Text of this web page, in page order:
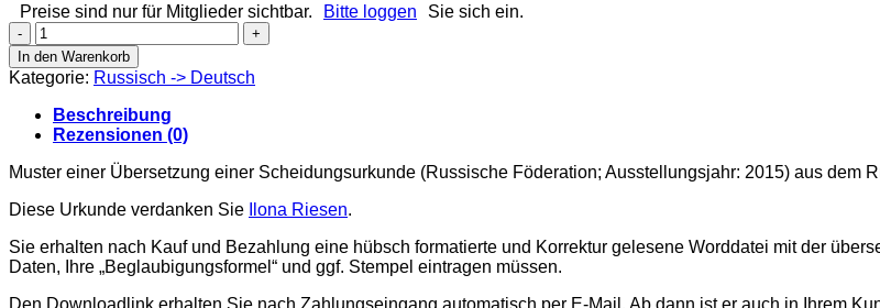
Preise sind nur für Mitglieder sichtbar. Bitte loggen
Sie sich ein.
Справка
о
расторжении
брака
2015
Menge
In den Warenkorb
Kategorie: Russisch -> Deutsch
Beschreibung
Rezensionen (0)
Muster einer Übersetzung einer Scheidungsurkunde (Russische Föderation; Ausstellungsjahr: 2015) aus dem
Diese Urkunde verdanken Sie
Ilona Riesen.
Sie erhalten nach Kauf und Bezahlung eine hübsch formatierte und Korrektur gelesene Worddatei mit der
Daten, Ihre „Beglaubigungsformel“ und ggf. Stempel eintragen müssen.
Den Downloadlink erhalten Sie nach Zahlungseingang automatisch per E-Mail. Ab dann ist er auch in Ihrem